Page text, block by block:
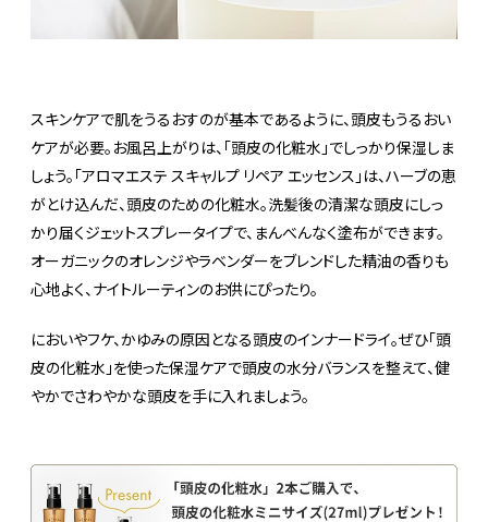
スキンケアで肌をうるおすのが基本であるように、頭皮もうるおい
ケアが必要。お風呂上がりは、「頭皮の化粧水」でしっかり保湿しま
しょう。「アロマエステ スキャルプ リペア エッセンス」は、ハーブの恵
がとけ込んだ、頭皮のための化粧水。洗髪後の清潔な頭皮にしっ
かり届くジェットスプレータイプで、まんべんなく塗布ができます。
オーガニックのオレンジやラベンダーをブレンドした精油の香りも
心地よく、ナイトルーティンのお供にぴったり。
においやフケ、かゆみの原因となる頭皮のインナードライ。ぜひ「頭
皮の化粧水」を使った保湿ケアで頭皮の水分バランスを整えて、健
やかでさわやかな頭皮を手に入れましょう。